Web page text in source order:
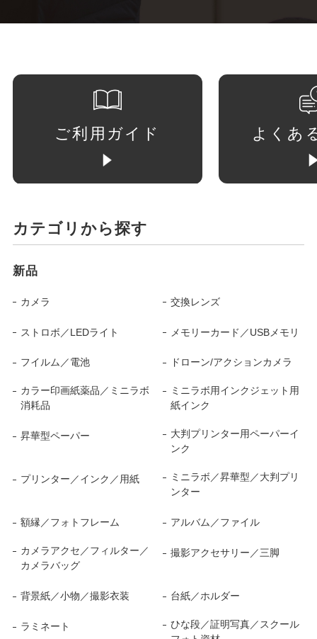
ご利用ガイド よくあ
カテゴリから探す
新品
カメラ 交換レンズ
ストロボ／LEDライト メモリーカード／USBメモリ
フイルム／電池 ドローン/アクションカメラ
カラー印画紙薬品／ミニラボ
消耗品
ミニラボ用インクジェット用
紙インク
昇華型ペーパー
大判プリンター用ペーパーイ
ンク
プリンター／インク／用紙
ミニラボ／昇華型／大判プリ
ンター
額縁／フォトフレーム アルバム／ファイル
カメラアクセ／フィルター／
カメラバッグ
撮影アクセサリー／三脚
背景紙／小物／撮影衣装 台紙／ホルダー
ラミネート
ひな段／証明写真／スクール